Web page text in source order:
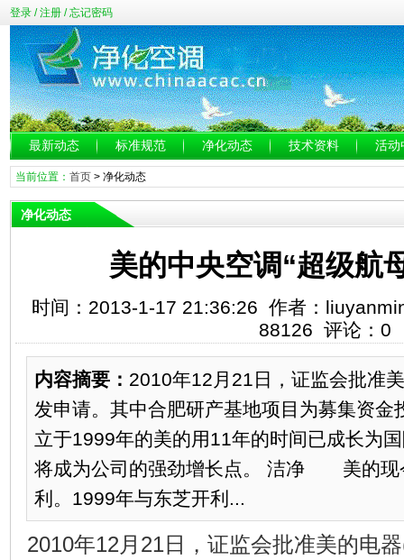
登录/注册/忘记密码
最新动态 标准规范 净化动态 技术资料 活动
当前位置： 首页> 净化动态
净化动态
美的中央空调“超级航
时间：2013-1-17 21:36:26 作者：
88126 评论：0
内容摘要： 2010年12月21日，证监会批准
发申请。其中合肥研产基地项目为募集资金
立于1999年的美的用11年的时间已成长为
将成为公司的强劲增长点。 洁净 美的现
利。1999年与东芝开利...
2010年12月21日，证监会批准美的电